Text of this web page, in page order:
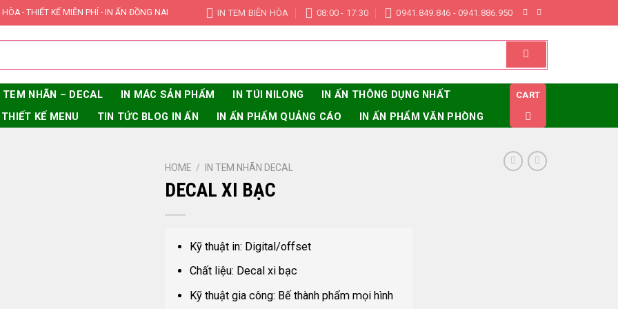
- THIẾT KẾ MIỄN PHÍ - IN ẤN ĐỒNG NAI IN TEM BIÊN HÒA 08:00 - 17:30 0941.849.846 - 0941.886.950
TEM NHÃN – DECAL IN MÁC SẢN PHẨM IN TÚI NILONG
IN ẤN THÔNG DỤNG NHẤT
KẾ MENU
TIN TỨC BLOG IN ẤN IN ẤN PHẨM QUẢNG CÁO IN ẤN PHẨM VĂN PHÒNG
CART
HOME / IN TEM NHÃN DECAL
DECAL XI BẠC
Kỹ thuật in: Digital/offset
Chất liệu: Decal xi bạc
Kỹ thuật gia công: Bế thành phẩm mọi hình